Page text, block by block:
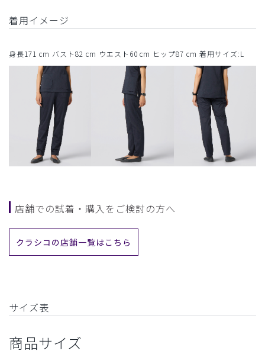
着用イメージ
身長171 cm バスト82 cm ウエスト60 cm ヒップ87 cm 着用サイズ:L
店舗での試着・購入をご検討の方へ
クラシコの店舗一覧はこちら
サイズ表
商品サイズ